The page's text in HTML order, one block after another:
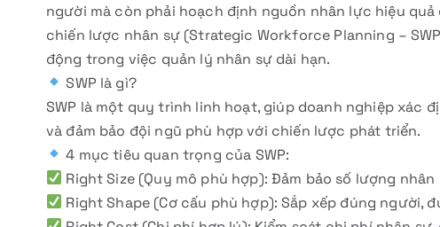
người mà còn phải hoạch định nguồn nhân lực hiệu
chiến lược nhân sự (Strategic Workforce Planning –
động trong việc quản lý nhân sự dài hạn.
SWP là gì?
SWP là một quy trình linh hoạt, giúp doanh nghiệp xác
và đảm bảo đội ngũ phù hợp với chiến lược phát triển.
4 mục tiêu quan trọng của SWP:
Right Size (Quy mô phù hợp): Đảm bảo số lượng
Right Shape (Cơ cấu phù hợp): Sắp xếp đúng người,